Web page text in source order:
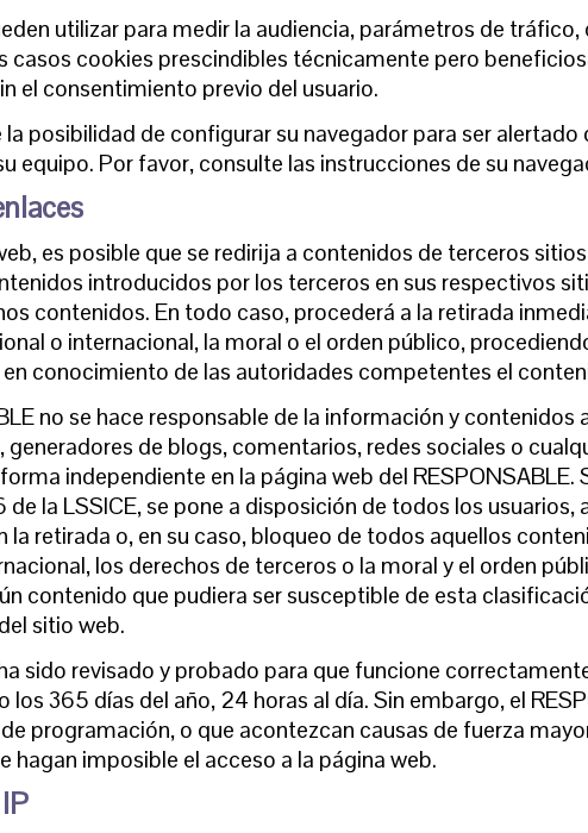
utilizar para medir la audiencia, parámetros de
casos cookies prescindibles técnicamente pero
el consentimiento previo del usuario.
la posibilidad de configurar su navegador para ser
equipo. Por favor, consulte las instrucciones de su
es posible que se redirija a contenidos de terceros
introducidos por los terceros en sus respectivos
contenidos. En todo caso, procederá a la retirada
o internacional, la moral o el orden público,
conocimiento de las autoridades competentes el
no se hace responsable de la información y
generadores de blogs, comentarios, redes sociales o
independiente en la página web del
de la LSSICE, se pone a disposición de todos los
la retirada o, en su caso, bloqueo de todos aquellos
los derechos de terceros o la moral y el orden
contenido que pudiera ser susceptible de esta
sitio web.
sido revisado y probado para que funcione
los 365 días del año, 24 horas al día. Sin embargo, el
programación, o que acontezcan causas de fuerza
hagan imposible el acceso a la página web.